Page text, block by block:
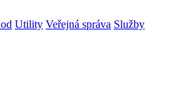
Utility Veřejná správa Služby